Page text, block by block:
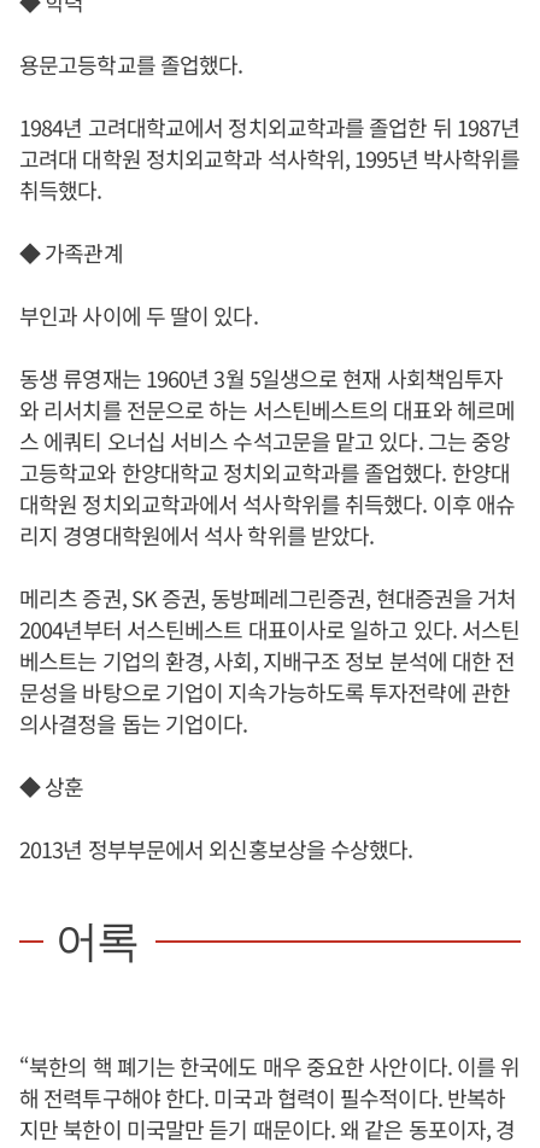
용문고등학교를 졸업했다.
1984년 고려대학교에서 정치외교학과를 졸업한 뒤 1987년
고려대 대학원 정치외교학과 석사학위, 1995년 박사학위를
취득했다.
◆ 가족관계
부인과 사이에 두 딸이 있다.
동생 류영재는 1960년 3월 5일생으로 현재 사회책임투자
와 리서치를 전문으로 하는 서스틴베스트의 대표와 헤르메
스 에쿼티 오너십 서비스 수석고문을 맡고 있다. 그는 중앙
고등학교와 한양대학교 정치외교학과를 졸업했다. 한양대
대학원 정치외교학과에서 석사학위를 취득했다. 이후 애슈
리지 경영대학원에서 석사 학위를 받았다.
메리츠 증권, SK 증권, 동방페레그린증권, 현대증권을 거처
2004년부터 서스틴베스트 대표이사로 일하고 있다. 서스틴
베스트는 기업의 환경, 사회, 지배구조 정보 분석에 대한 전
문성을 바탕으로 기업이 지속가능하도록 투자전략에 관한
의사결정을 돕는 기업이다.
◆ 상훈
2013년 정부부문에서 외신홍보상을 수상했다.
어록
“북한의 핵 폐기는 한국에도 매우 중요한 사안이다. 이를 위
해 전력투구해야 한다. 미국과 협력이 필수적이다. 반복하
지만 북한이 미국말만 듣기 때문이다. 왜 같은 동포이자, 경